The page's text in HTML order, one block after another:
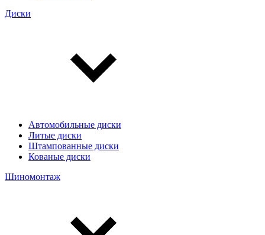
Диски
Автомобильные диски
Литые диски
Штампованные диски
Кованые диски
Шиномонтаж